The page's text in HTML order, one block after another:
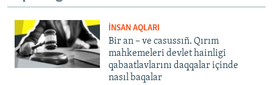
İNSAN AQLARI
Bir an – ve casussıñ. Qırım
mahkemeleri devlet hainligi
qabaatlavlarını daqqalar içinde
nasıl baqalar